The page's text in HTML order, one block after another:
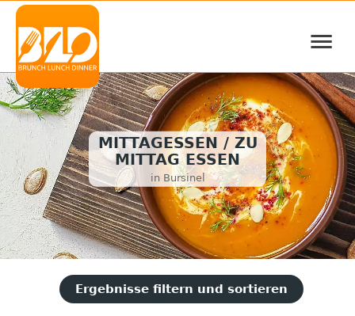
≡
MITTAGESSEN / ZU
MITTAG ESSEN
in Bursinel
Ergebnisse filtern und sortieren